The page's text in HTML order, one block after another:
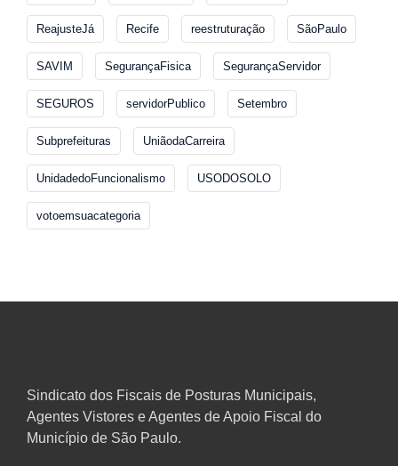
ReajusteJá Recife reestruturação SãoPaulo
SAVIM SegurançaFisica SegurançaServidor
SEGUROS servidorPublico Setembro
Subprefeituras UniãodaCarreira
UnidadedoFuncionalismo USODOSOLO
votoemsuacategoria
Sindicato dos Fiscais de Posturas Municipais,
Agentes Vistores e Agentes de Apoio Fiscal do
Município de São Paulo.